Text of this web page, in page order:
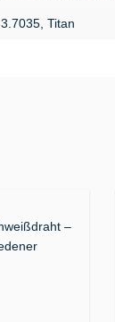
3.7035, Titan